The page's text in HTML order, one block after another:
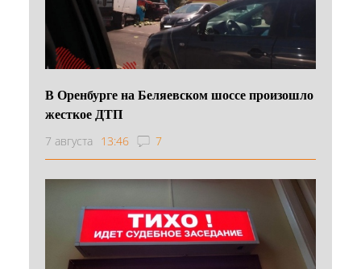
В Оренбурге на Беляевском шоссе произошло
жесткое ДТП
7 августа 13:46 7